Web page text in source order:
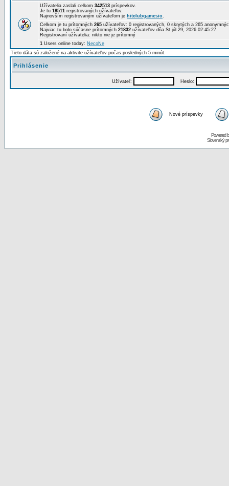
Užívatelia zaslali celkom 342513 príspevkov.
Je tu 18511 registrovaných užívateľov.
Najnovším registrovaným užívateľom je hitclubgamesio.
Celkom je tu prítomných 265 užívateľov: 0 registrovaných, 0 skrytých a 265
Najviac tu bolo súčasne prítomných 21832 užívateľov dňa St júl 29, 2026 02:45:27.
Registrovaní užívatelia: nikto nie je prítomný
1 Users online today: NecoNe
Tieto dáta sú založené na aktivite užívateľov počas posledných 5 minút.
Prihlásenie
Užívateľ: Heslo:
Nové príspevky
Powered
Slovenský